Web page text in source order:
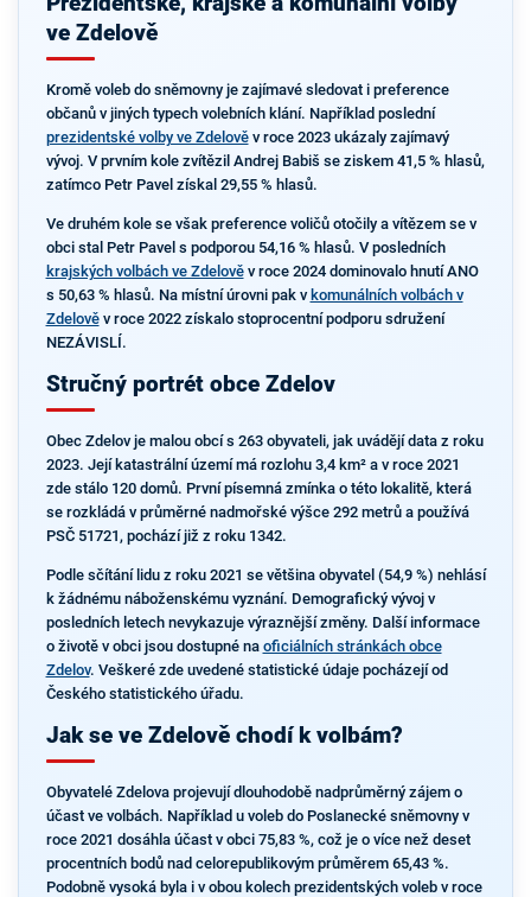
ve Zdelově
Kromě voleb do sněmovny je zajímavé sledovat i preference
občanů v jiných typech volebních klání. Například poslední
prezidentské volby ve Zdelověv roce 2023 ukázaly zajímavý
vývoj. V prvním kole zvítězil Andrej Babiš se ziskem 41,5 % hlasů,
zatímco Petr Pavel získal 29,55 % hlasů.
Ve druhém kole se však preference voličů otočily a vítězem se v
obci stal Petr Pavel s podporou 54,16 % hlasů. V posledních
krajských volbách ve Zdelověv roce 2024 dominovalo hnutí ANO
s 50,63 % hlasů. Na místní úrovni pak v komunálních volbách v
Zdelověv roce 2022 získalo stoprocentní podporu sdružení
NEZÁVISLÍ.
Stručný portrét obce Zdelov
Obec Zdelov je malou obcí s 263 obyvateli, jak uvádějí data z roku
2023. Její katastrální území má rozlohu 3,4 km² a v roce 2021
zde stálo 120 domů. První písemná zmínka o této lokalitě, která
se rozkládá v průměrné nadmořské výšce 292 metrů a používá
PSČ 51721, pochází již z roku 1342.
Podle sčítání lidu z roku 2021 se většina obyvatel (54,9 %) nehlásí
k žádnému náboženskému vyznání. Demografický vývoj v
posledních letech nevykazuje výraznější změny. Další informace
o životě v obci jsou dostupné na oficiálních stránkách obce
Zdelov. Veškeré zde uvedené statistické údaje pocházejí od
Českého statistického úřadu.
Jak se ve Zdelově chodí k volbám?
Obyvatelé Zdelova projevují dlouhodobě nadprůměrný zájem o
účast ve volbách. Například u voleb do Poslanecké sněmovny v
roce 2021 dosáhla účast v obci 75,83 %, což je o více než deset
procentních bodů nad celorepublikovým průměrem 65,43 %.
Podobně vysoká byla i v obou kolech prezidentských voleb v roce